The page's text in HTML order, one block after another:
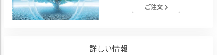
ご注文
詳しい情報